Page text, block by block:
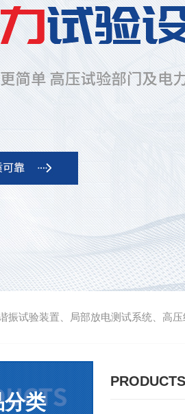
振试验装置、局部放电测试系统、高压
类